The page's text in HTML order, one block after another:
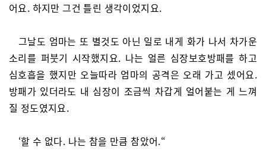
어요. 하지만 그건 틀린 생각이었지요.
그날도 엄마는 또 별것도 아닌 일로 내게 화가 나서 차가운
소리를 퍼붓기 시작했지요. 나는 얼른 심장보호방패를 하고
심호흡을 했지만 오늘따라 엄마의 공격은 오래 가고 셌어요.
방패가 있더라도 내 심장이 조금씩 차갑게 얼어붙는 게 느껴
질 정도였지요.
‘할 수 없다. 나는 참을 만큼 참았어.“